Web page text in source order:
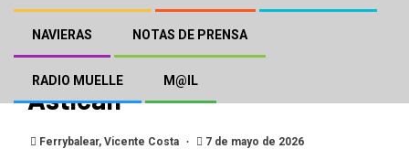
NAVIERAS NOTAS DE PRENSA
RADIO MUELLE M@IL
Varada del «Bajamar
Express» de Fred. Olsen en
Astican
Ferrybalear, Vicente Costa 7 de mayo de 2026